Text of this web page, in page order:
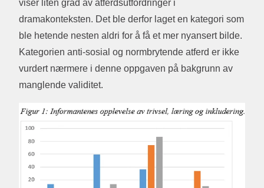
viser liten grad av atferdsutfordringer i
dramakonteksten. Det ble derfor laget en kategori som
ble hetende nesten aldri for å få et mer nyansert bilde.
Kategorien anti-sosial og normbrytende atferd er ikke
vurdert nærmere i denne oppgaven på bakgrunn av
manglende validitet.